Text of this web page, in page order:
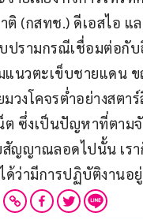
(กสทช.) ดีเอสไอ แ
ปรามกรณีเชื่อมต่อกับ
แนวตะเข็บชายแดน
วงโคจรต่ำอย่างสตาร์
ซึ่งเป็นปัญหาที่ตาม
สัญญาณลอดไปนั้น เร
ด้ว่ามีการปฏิบัติงานอ